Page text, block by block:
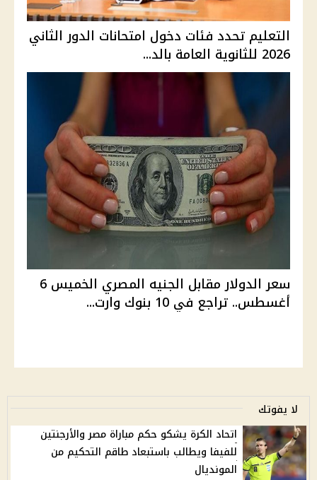
التعليم تحدد فئات دخول امتحانات الدور الثاني
2026 للثانوية العامة بالد...
سعر الدولار مقابل الجنيه المصري الخميس 6
أغسطس.. تراجع في 10 بنوك وارت...
لا يفوتك
اتحاد الكرة يشكو حكم مباراة مصر والأرجنتين
للفيفا ويطالب باستبعاد طاقم التحكيم من
المونديال